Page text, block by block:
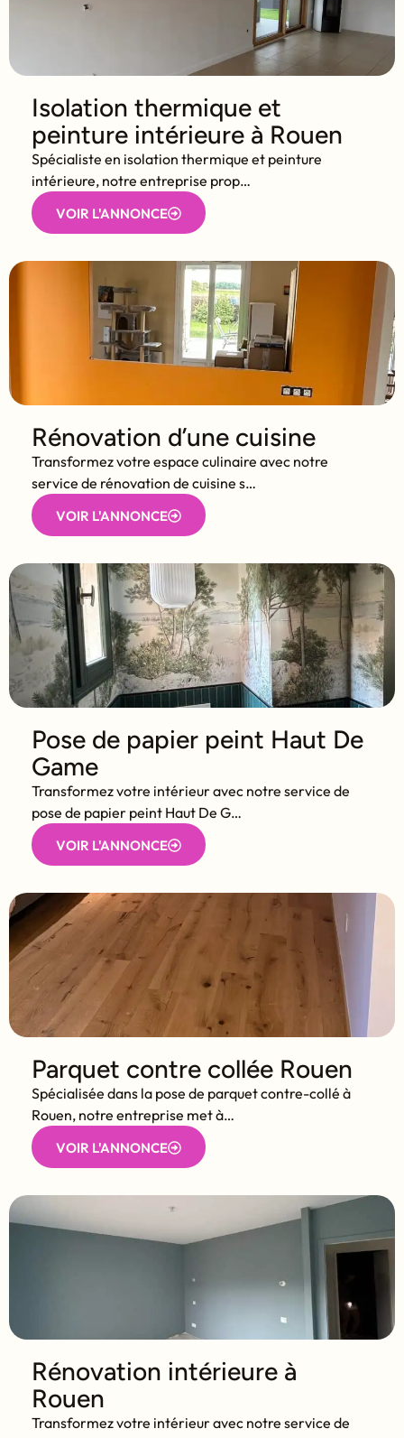
Isolation thermique et
peinture intérieure à Rouen
Spécialiste en isolation thermique et peinture
intérieure, notre entreprise prop…
VOIR L'ANNONCE
Rénovation d’une cuisine
Transformez votre espace culinaire avec notre
service de rénovation de cuisine s…
VOIR L'ANNONCE
Pose de papier peint Haut De
Game
Transformez votre intérieur avec notre service de
pose de papier peint Haut De G…
VOIR L'ANNONCE
Parquet contre collée Rouen
Spécialisée dans la pose de parquet contre-collé à
Rouen, notre entreprise met à…
VOIR L'ANNONCE
Rénovation intérieure à
Rouen
Transformez votre intérieur avec notre service de